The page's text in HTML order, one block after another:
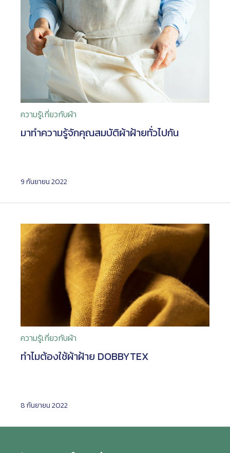
ความรู้เกี่ยวกับผ้า
มาทำความรู้จักคุณสมบัติผ้าฝ้ายทั่วไปกัน
9 กันยายน 2022
ความรู้เกี่ยวกับผ้า
ทำไมต้องใช้ผ้าฝ้าย DOBBYTEX
8 กันยายน 2022